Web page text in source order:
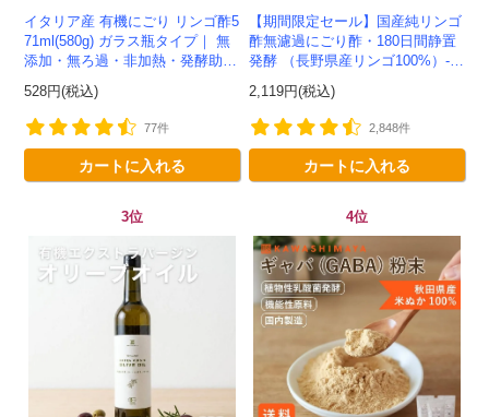
イタリア産 有機にごり リンゴ酢5
71ml(580g) ガラス瓶タイプ｜ 無
添加・無ろ過・非加熱・発酵助剤
不使用のアップルサイダービネガ
ー -かわしま屋-
528円(税込)
77件
カートに入れる
【期間限定セール】国産純リンゴ
酢無濾過にごり酢・180日間静置
発酵 （長野県産リンゴ100%）-1
000ml-かわしま屋-
2,119円(税込)
2,848件
カートに入れる
3位 4位